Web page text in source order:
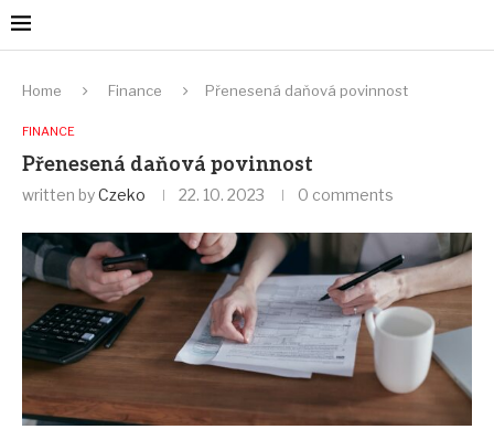
Home Finance Přenesená daňová povinnost
FINANCE
Přenesená daňová povinnost
written byCzeko 22. 10. 2023 0 comments